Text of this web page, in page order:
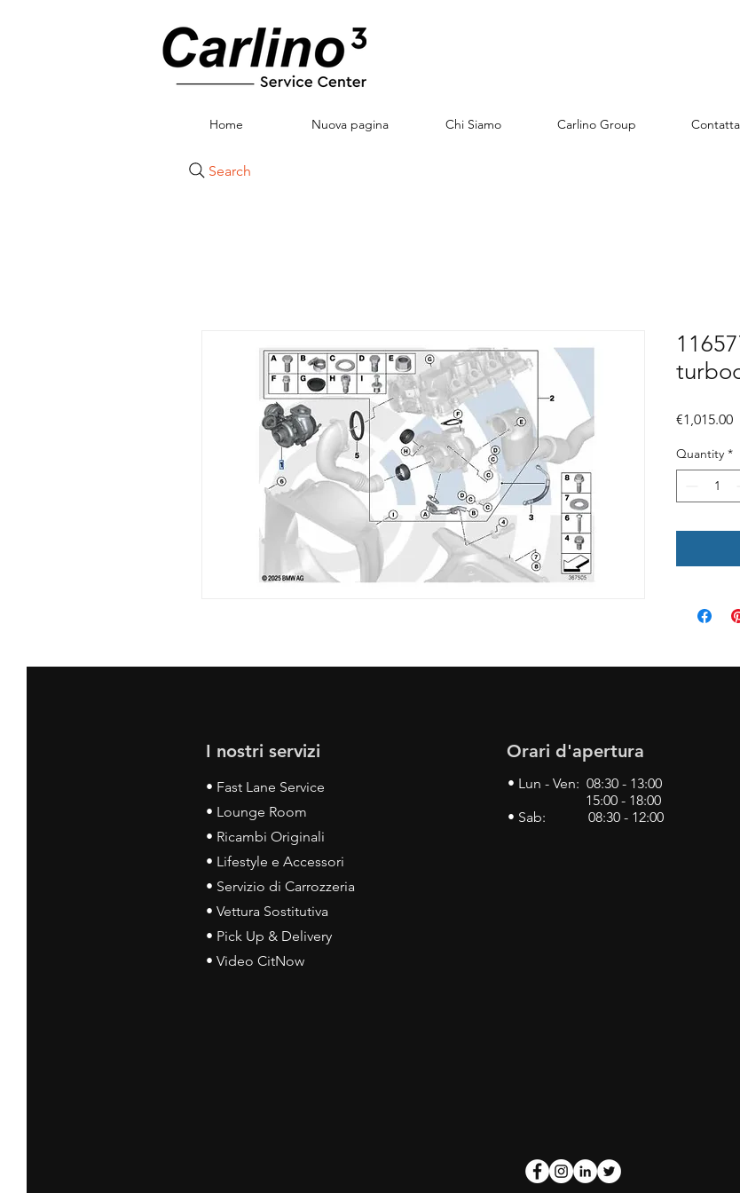
Home Nuova pagina Chi Siamo Carlino Group
Search
€1,015.00
Quantity *
I nostri servizi
• Fast Lane Service
• Lounge Room
• Ricambi Originali
• Lifestyle e Accessori
• Servizio di Carrozzeria
• Vettura Sostitutiva
• Pick Up & Delivery
• Video CitNow
Orari d'apertura
• Lun - Ven: 08:30 - 13:00
15:00 - 18:00
• Sab: 08:30 - 12:00